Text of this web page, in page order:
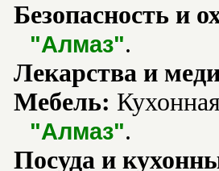
Безопасность и
"Алмаз".
Лекарства и
Мебель:
"Алмаз".
Посуда и